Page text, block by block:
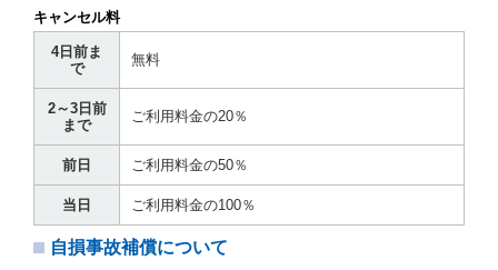
は運転者が第８条第１項若しくは第２項各号のいずれ
かに該当する場合を除きます。
貸渡契約を締結した場合、借受人は当社に第１0条第
１項に定める貸渡料金を支払うものとします。
運転者の義務と定められた事項を遵守するものとしま
す。
当社は、監督官庁の基本通達（注１）に基づき、貸渡
運転者の氏名、住所、運転免許の種類及び運転免許証
写しを添付するため、貸渡契約の締結にあたり、借受
人に対し、借受人の指定する運転者（以下「運転者」
キャンセル料
4日前ま
で
無料
2～3日前
まで
ご利用料金の20％
前日 ご利用料金の50％
当日 ご利用料金の100％
自損事故補償について